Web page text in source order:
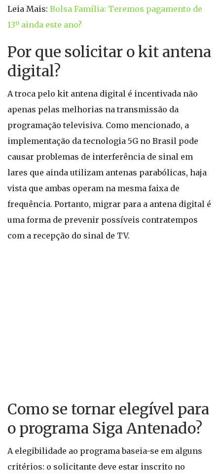
Leia Mais: Bolsa Família: Teremos pagamento de
13º ainda este ano?
Por que solicitar o kit antena
digital?
A troca pelo kit antena digital é incentivada não
apenas pelas melhorias na transmissão da
programação televisiva. Como mencionado, a
implementação da tecnologia 5G no Brasil pode
causar problemas de interferência de sinal em
lares que ainda utilizam antenas parabólicas, haja
vista que ambas operam na mesma faixa de
frequência. Portanto, migrar para a antena digital é
uma forma de prevenir possíveis contratempos
com a recepção do sinal de TV.
Como se tornar elegível para
o programa Siga Antenado?
A elegibilidade ao programa baseia-se em alguns
critérios: o solicitante deve estar inscrito no